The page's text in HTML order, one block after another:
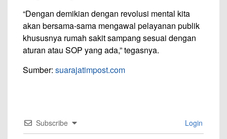
“Dengan demikian dengan revolusi mental kita
akan bersama-sama mengawal pelayanan publik
khususnya rumah sakit sampang sesuai dengan
aturan atau SOP yang ada,” tegasnya.
Sumber: suarajatimpost.com
Subscribe Login